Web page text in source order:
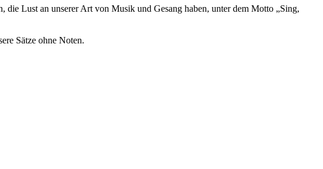
die Lust an unserer Art von Musik und Gesang haben, unter dem Motto „Sing,
Sätze ohne Noten.